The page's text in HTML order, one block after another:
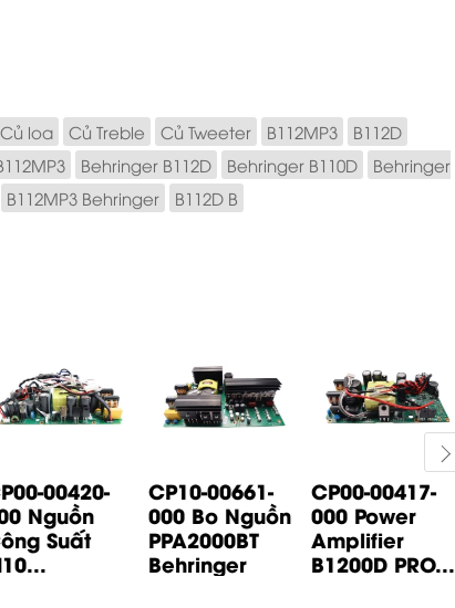
Củ loa Củ Treble Củ Tweeter B112MP3
B112D
Behringer B112D Behringer B110D
Behringer
B112MP3 Behringer B112D B
00420-
Nguồn
Suất
CP10-00661-
000 Bo Nguồn
PPA2000BT
Behringer
CP00-00417-
000 Power
Amplifier
B1200D PRO...